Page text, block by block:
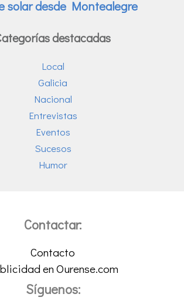
destacadas
Local
Galicia
Nacional
Entrevistas
Eventos
Sucesos
Humor
Contactar:
Contacto
en Ourense.com
Síguenos: